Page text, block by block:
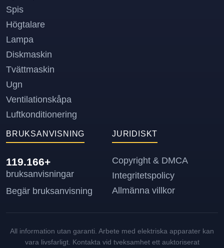
Spis
Högtalare
Lampa
Diskmaskin
Tvättmaskin
Ugn
Ventilationskåpa
Luftkonditionering
BRUKSANVISNING
119.166+
bruksanvisningar
Begär bruksanvisning
JURIDISKT
Copyright & DMCA
Integritetspolicy
Allmänna villkor
All information utan garanti. Arbete med elektriska apparater kan
vara livsfarligt. Kontakta vid tveksamhet ett auktoriserat